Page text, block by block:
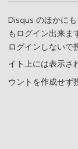
Disqus のほかに
もログイン出来ま
ログインしないで
イト上には表示さ
ウントを作成せず